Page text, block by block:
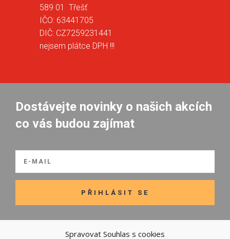
Spravovat Souhlas s cookies
589 01 Třešť
IČO: 63441705
DIČ: CZ7259231441
nejsem plátce DPH !!!
Dostávejte novinky o našich akcích
co vás budou zajímat
PŘIHLÁSIT SE